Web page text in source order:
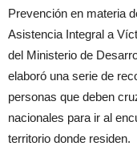
Prevención en materia
Asistencia Integral a
del Ministerio de
elaboró una serie de
personas que deben
nacionales para ir al
territorio donde residen.